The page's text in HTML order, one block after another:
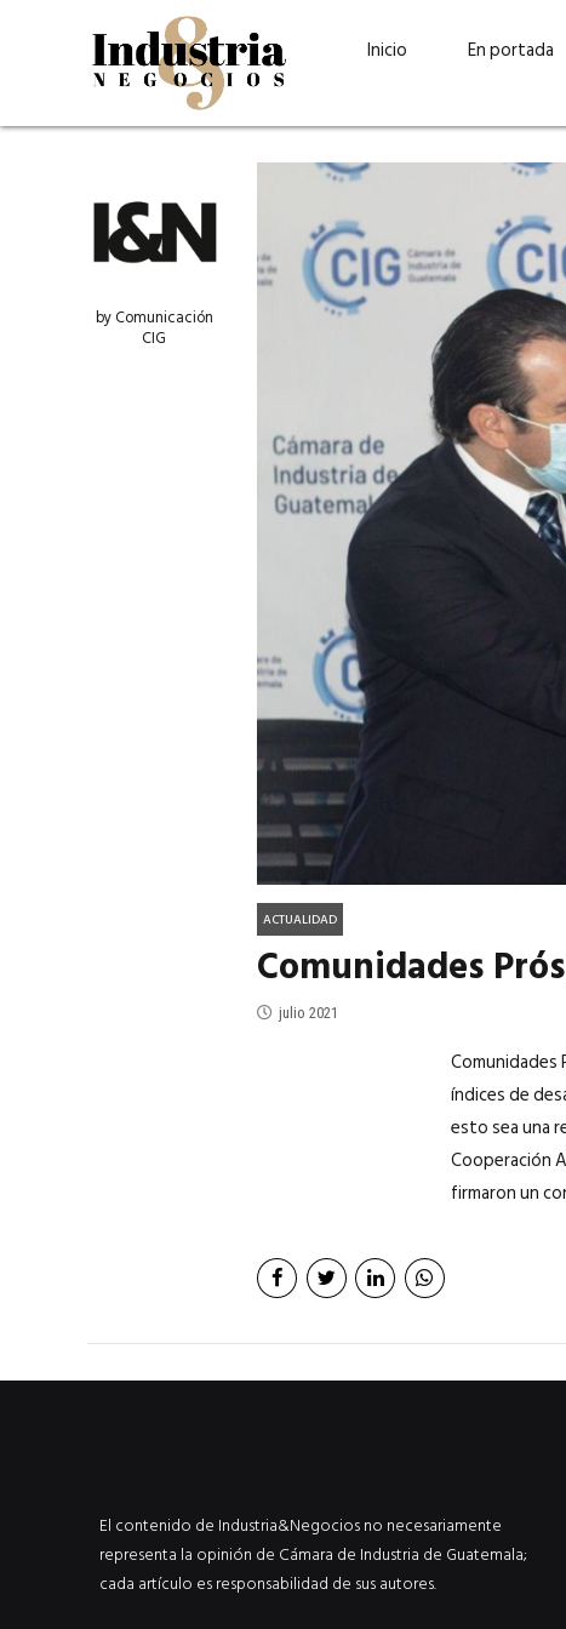
Inicio En portada
Guatehuevo: medio siglo
produciendo la proteína
más accesible para los
“La sostenibilidad
el centro de
Ambev
Ricardo Urteaga
by Comunicación
CIG
ACTUALIDAD
Comunidades
julio 2021
Comunidades
índices de
esto sea una
Cooperación
firmaron un
El contenido de Industria&Negocios no necesariamente
representa la opinión de Cámara de Industria de Guatemala;
cada artículo es responsabilidad de sus autores.